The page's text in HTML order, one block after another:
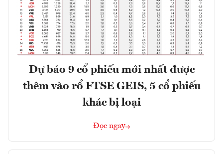
Dự báo 9 cổ phiếu mới nhất được
thêm vào rổ FTSE GEIS, 5 cổ phiếu
khác bị loại
Đọc ngay